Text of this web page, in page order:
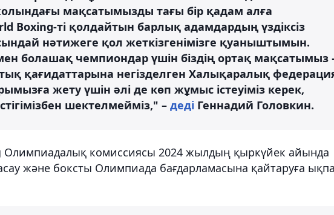
мақсатымызды тағы бір қадам алға
Boxing-ті қолдайтын барлық адамдардың үздіксіз
нәтижеге қол жеткізгенімізге қуаныштымын.
болашақ чемпиондар үшін біздің ортақ мақсатымыз
қағидаттарына негізделген Халықаралық
жету үшін әлі де көп жұмыс істеуіміз керек,
шектелмейміз," – деді Геннадий Головкин.
Олимпиадалық комиссиясы 2024 жылдың қыркүйек айында
және боксты Олимпиада бағдарламасына қайтаруға